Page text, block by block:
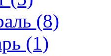
(8)
(1)